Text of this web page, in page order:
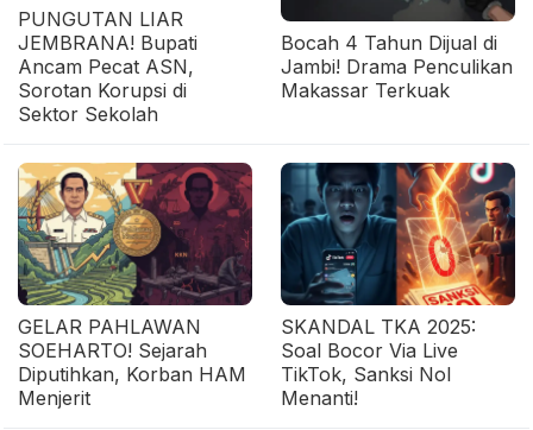
PUNGUTAN LIAR
JEMBRANA! Bupati
Ancam Pecat ASN,
Sorotan Korupsi di
Sektor Sekolah
Bocah 4 Tahun Dijual di
Jambi! Drama Penculikan
Makassar Terkuak
GELAR PAHLAWAN
SOEHARTO! Sejarah
Diputihkan, Korban HAM
Menjerit
SKANDAL TKA 2025:
Soal Bocor Via Live
TikTok, Sanksi Nol
Menanti!